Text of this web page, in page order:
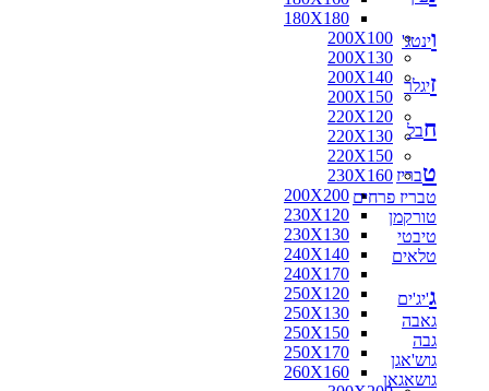
180X180
200X100
200X130
200X140
200X150
220X120
220X130
220X150
230X160
200X200
230X120
230X130
240X140
240X170
250X120
250X130
250X150
250X170
260X160
וינטג'
זיגלר
חבל
טבריז
טבריז פרחים
טורקמן
טיבטי
טלאים
ג'יג'ים
גאבה
גבה
גוש'אגן
גושאגאן